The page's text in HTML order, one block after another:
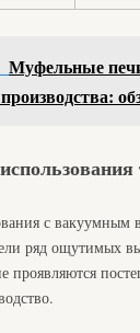
Муфельные
с вакуумным
ряд ощутимых
проявляются